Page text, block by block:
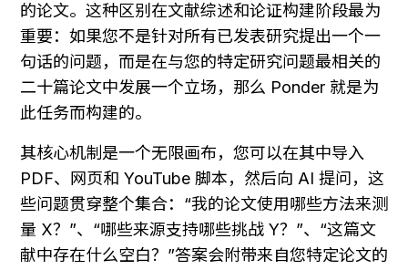
的论文。这种区别在文献综述和论证构建阶段最为
重要：如果您不是针对所有已发表研究提出一个一
句话的问题，而是在与您的特定研究问题最相关的
二十篇论文中发展一个立场，那么 Ponder 就是为
此任务而构建的。
其核心机制是一个无限画布，您可以在其中导入
PDF、网页和 YouTube 脚本，然后向 AI 提问，这
些问题贯穿整个集合：“我的论文使用哪些方法来测
量 X？”、“哪些来源支持哪些挑战 Y？”、“这篇文
献中存在什么空白？”答案会附带来自您特定论文的